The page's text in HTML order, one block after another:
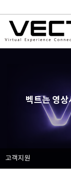
벡트는 영
고객지원